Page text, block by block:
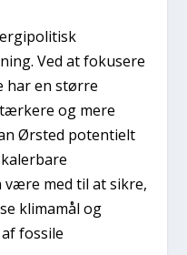
Ved at fokusere
har en større
og mere
Ørsted potentielt
med til at sikre,
klimamål og
fossile